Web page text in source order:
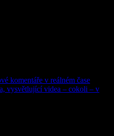
komentáře v reálném čase
vysvětlující videa – cokoli – v